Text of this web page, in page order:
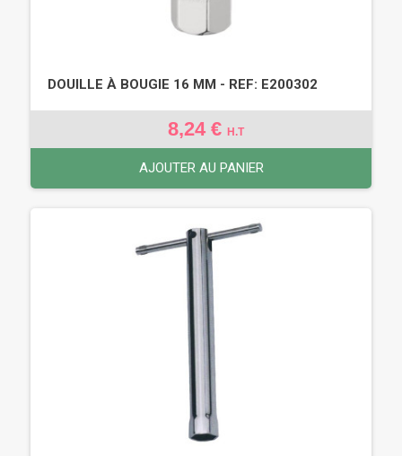
DOUILLE À BOUGIE 16 MM - REF: E200302
8,24 € H.T
AJOUTER AU PANIER